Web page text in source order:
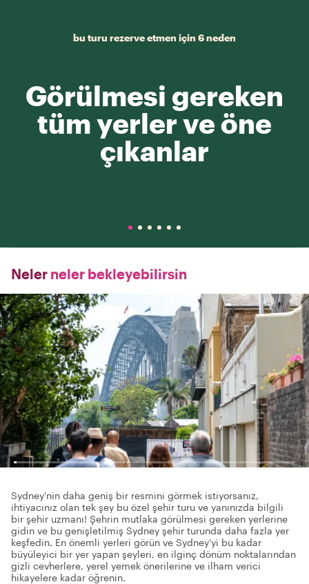
bu turu rezerve etmen için 6 neden
Görülmesi gereken
tüm yerler ve öne
çıkanlar
Neler neler bekleyebilirsin
Sydney'nin daha geniş bir resmini görmek istiyorsanız,
ihtiyacınız olan tek şey bu özel şehir turu ve yanınızda bilgili
bir şehir uzmanı! Şehrin mutlaka görülmesi gereken yerlerine
gidin ve bu genişletilmiş Sydney şehir turunda daha fazla yer
keşfedin. En önemli yerleri görün ve Sydney'yi bu kadar
büyüleyici bir yer yapan şeyleri, en ilginç dönüm noktalarından
gizli cevherlere, yerel yemek önerilerine ve ilham verici
hikayelere kadar öğrenin.